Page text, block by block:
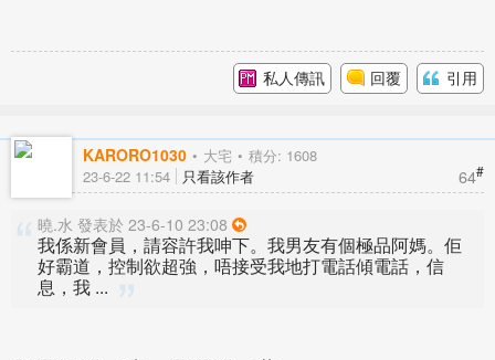
私人傳訊 回覆 引用
KARORO1030 大宅 積分: 1608
64#
23-6-22 11:54 只看該作者
曉.水 發表於 23-6-10 23:08
我係新會員，請容許我呻下。我男友有個極品阿媽。佢
好霸道，控制欲超強，唔接受我地打電話傾電話，信
息，我 ...